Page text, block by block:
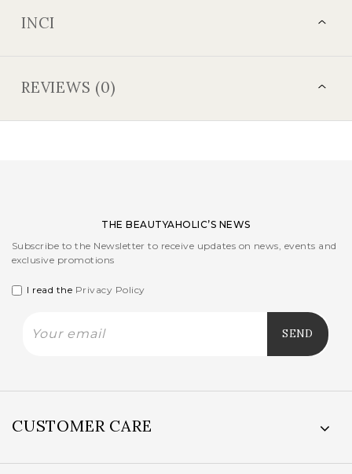
INCI
REVIEWS (0)
THE BEAUTYAHOLIC’S NEWS
Subscribe to the Newsletter to receive updates on news, events and
exclusive promotions
I read the Privacy Policy
CUSTOMER CARE